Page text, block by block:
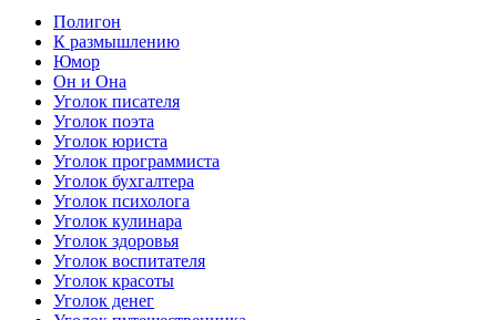
Полигон
К размышлению
Юмор
Он и Она
Уголок писателя
Уголок поэта
Уголок юриста
Уголок программиста
Уголок бухгалтера
Уголок психолога
Уголок кулинара
Уголок здоровья
Уголок воспитателя
Уголок красоты
Уголок денег